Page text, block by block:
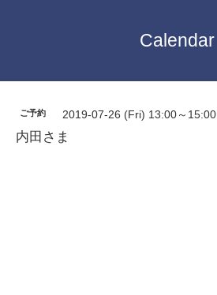
Calendar
ご予約 2019-07-26 (Fri) 13:00～15:00
内田さま